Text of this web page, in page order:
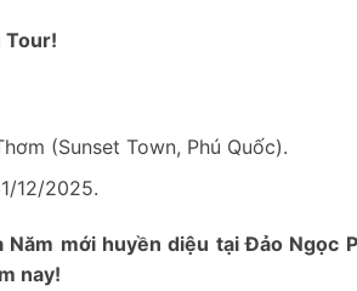
Tour!
(Sunset Town, Phú Quốc).
12/2025.
mới huyền diệu tại Đảo Ngọc
nay!